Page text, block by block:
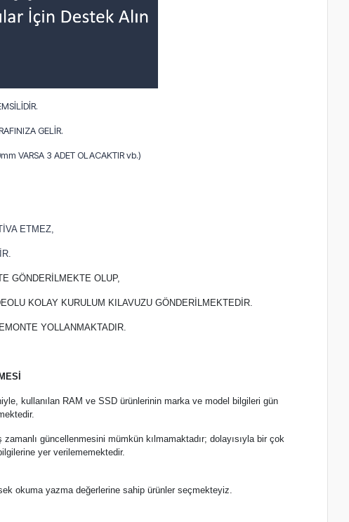
GELİR.
VARSA 3 ADET OLACAKTIR vb.)
ETMEZ,
GÖNDERİLMEKTE OLUP,
KOLAY KURULUM KILAVUZU GÖNDERİLMEKTEDİR.
YOLLANMAKTADIR.
kullanılan RAM ve SSD ürünlerinin marka ve model bilgileri gün
güncellenmesini mümkün kılmamaktadır; dolayısıyla bir çok
yer verilememektedir.
okuma yazma değerlerine sahip ürünler seçmekteyiz.